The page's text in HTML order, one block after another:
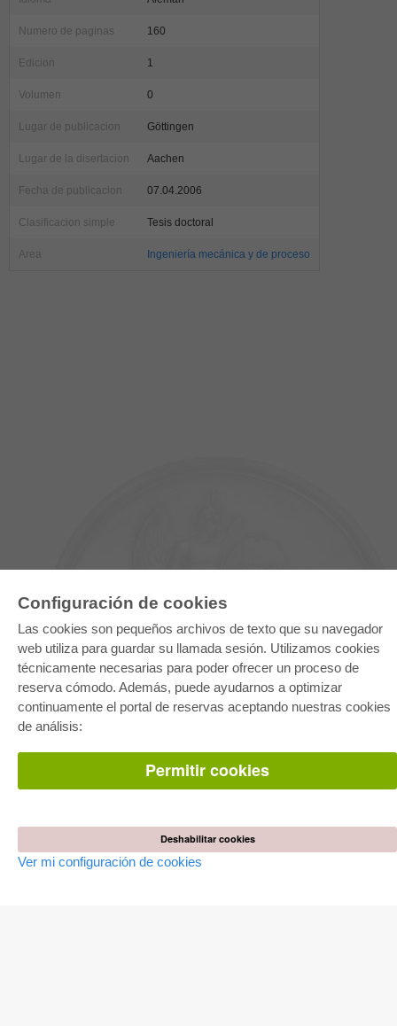
Configuración de cookies
Las cookies son pequeños archivos de texto que su navegador
web utiliza para guardar su llamada sesión. Utilizamos cookies
técnicamente necesarias para poder ofrecer un proceso de
reserva cómodo. Además, puede ayudarnos a optimizar
continuamente el portal de reservas aceptando nuestras cookies
de análisis:
Permitir cookies
Deshabilitar cookies
Ver mi configuración de cookies
Numero de paginas 160
Edicion 1
Volumen 0
Lugar de publicacion Göttingen
Lugar de la disertacion Aachen
Fecha de publicacion 07.04.2006
Clasificacion simple Tesis doctoral
Area Ingeniería mecánica y de proceso
E-COLLECTION
Paquete entero
Pick & Choose
Facilitación de E-Books
Condiciones
AUTOR WERDEN